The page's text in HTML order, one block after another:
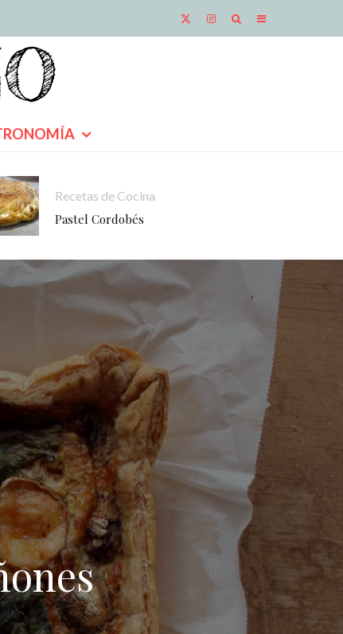
Recetas de Cocina
Pastel Cordobés